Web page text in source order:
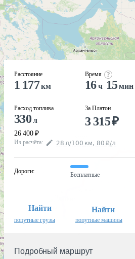
Расстояние
1 177км
Расход топлива
330л
26 400 ₽
Время
16ч 15 мин
За Платон
3 315₽
Из расчёта: 28 л/100 км, 80 ₽/л
Дороги:
Бесплатные
Найти
попутные грузы
Найти
попутные машины
Подробный маршрут